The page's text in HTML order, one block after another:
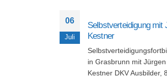
06
Juli
Selbstverteidigung mit
Kestner
in Grasbrunn mit Jürgen
Kestner DKV Ausbilder,